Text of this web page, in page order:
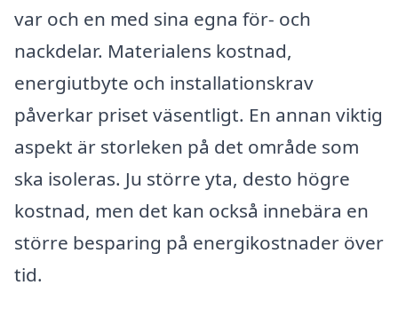
var och en med sina egna för- och
nackdelar. Materialens kostnad,
energiutbyte och installationskrav
påverkar priset väsentligt. En annan viktig
aspekt är storleken på det område som
ska isoleras. Ju större yta, desto högre
kostnad, men det kan också innebära en
större besparing på energikostnader över
tid.